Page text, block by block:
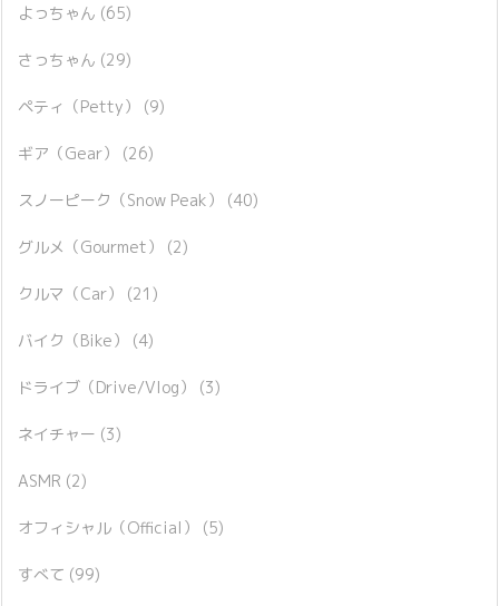
よっちゃん (65)
さっちゃん (29)
ペティ（Petty） (9)
ギア（Gear） (26)
スノーピーク（Snow Peak） (40)
グルメ（Gourmet） (2)
クルマ（Car） (21)
バイク（Bike） (4)
ドライブ（Drive/Vlog） (3)
ネイチャー (3)
ASMR (2)
オフィシャル（Official） (5)
すべて (99)